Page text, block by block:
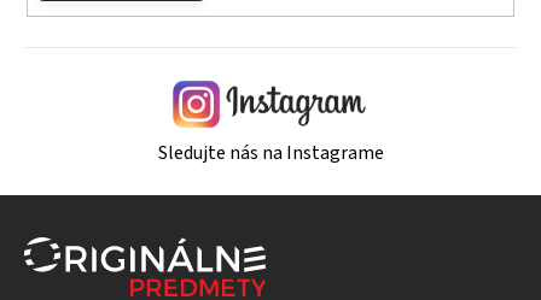
Sledujte nás na Instagrame